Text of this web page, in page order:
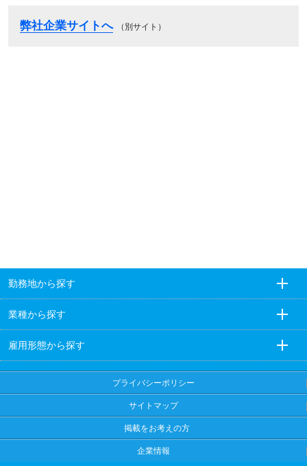
弊社企業サイトへ （別サイト）
勤務地から探す
業種から探す
雇用形態から探す
プライバシーポリシー
サイトマップ
掲載をお考えの方
企業情報